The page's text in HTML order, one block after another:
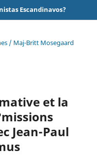
Escandinavos?
/ Maj-Britt Mosegaard
et la
Jean-Paul